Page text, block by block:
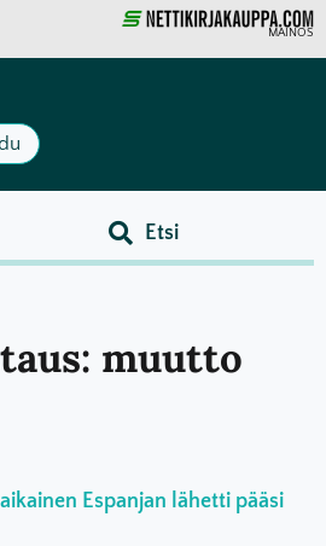
MAINOS
muutto
Espanjan lähetti pääsi